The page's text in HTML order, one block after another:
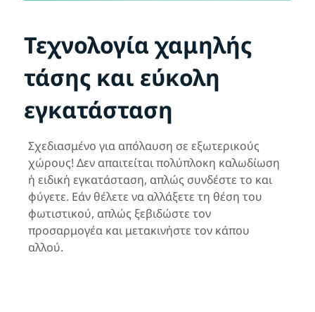
Τεχνολογία χαμηλής
τάσης και εύκολη
εγκατάσταση
Σχεδιασμένο για απόλαυση σε εξωτερικούς
χώρους! Δεν απαιτείται πολύπλοκη καλωδίωση
ή ειδική εγκατάσταση, απλώς συνδέστε το και
φύγετε. Εάν θέλετε να αλλάξετε τη θέση του
φωτιστικού, απλώς ξεβιδώστε τον
προσαρμογέα και μετακινήστε τον κάπου
αλλού.